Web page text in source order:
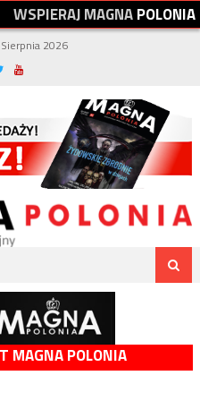
WSPIERAJMAGNAPOLONIA
2026
MAGNA POLONIA